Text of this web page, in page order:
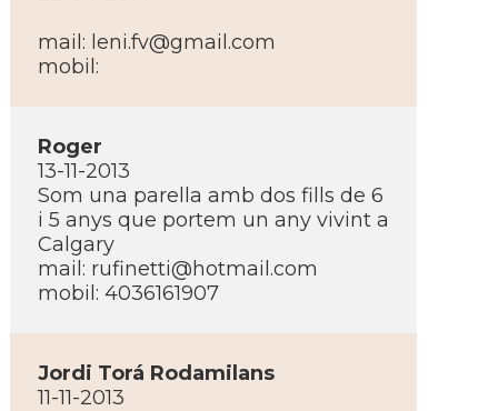
mail: leni.fv@gmail.com
mobil:
Roger
13-11-2013
Som una parella amb dos fills de 6
i 5 anys que portem un any vivint a
Calgary
mail: rufinetti@hotmail.com
mobil: 4036161907
Jordi Torá Rodamilans
11-11-2013